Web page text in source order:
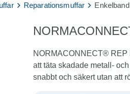
Reparationsmuffar Enkelband
NORMACONNECT® REP
att täta skadade metall-
snabbt och säkert utan att